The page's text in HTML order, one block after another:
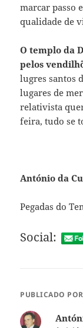
marcar passo
qualidade de
O templo da
pelos
lugres santos
lugares de
relativista
feira, tudo se
António da
Pegadas do
Social:
PUBLICADO POR